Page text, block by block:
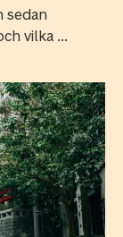
sedan
vilka ...